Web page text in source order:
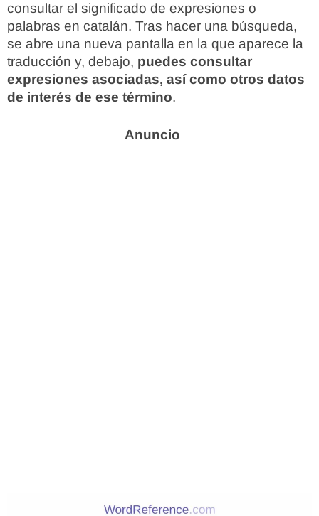
consultar el significado de expresiones o
palabras en catalán. Tras hacer una búsqueda,
se abre una nueva pantalla en la que aparece la
traducción y, debajo, puedes consultar
expresiones asociadas, así como otros datos
de interés de ese término.